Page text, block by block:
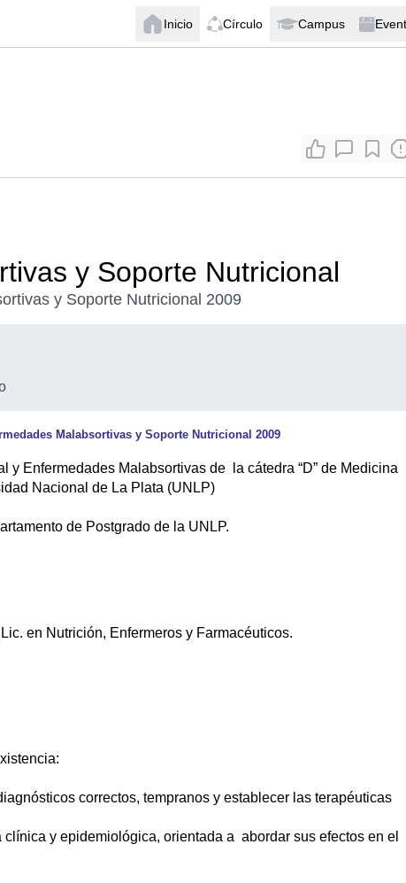
Inicio Círculo Campus
y Soporte Nutricional
y Soporte Nutricional 2009
Malabsortivas y Soporte Nutricional 2009
Enfermedades Malabsortivas de la cátedra “D” de Medicina
Nacional de La Plata (UNLP)
de Postgrado de la UNLP.
en Nutrición, Enfermeros y Farmacéuticos.
correctos, tempranos y establecer las terapéuticas
y epidemiológica, orientada a abordar sus efectos en el